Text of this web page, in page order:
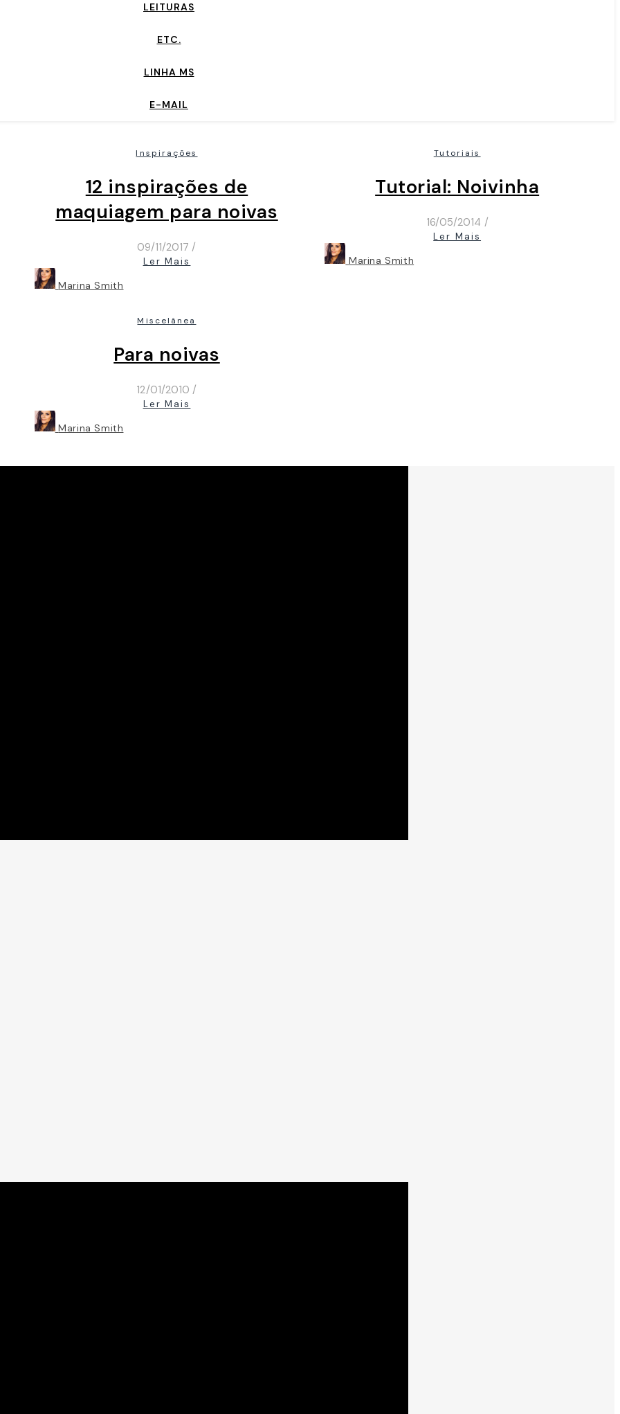
LEITURAS
ETC.
LINHA MS
E-MAIL
Inspirações
12 inspirações de
maquiagem para noivas
09/11/2017 /
Ler Mais
Marina Smith
Tutoriais
Tutorial: Noivinha
16/05/2014 /
Ler Mais
Marina Smith
Miscelânea
Para noivas
12/01/2010 /
Ler Mais
Marina Smith